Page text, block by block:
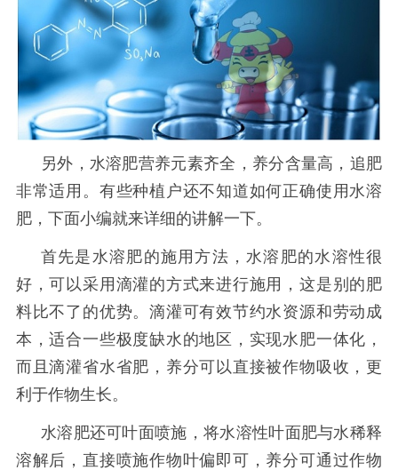
另外，水溶肥营养元素齐全，养分含量高，追肥
非常适用。有些种植户还不知道如何正确使用水溶
肥，下面小编就来详细的讲解一下。
首先是水溶肥的施用方法，水溶肥的水溶性很
好，可以采用滴灌的方式来进行施用，这是别的肥
料比不了的优势。滴灌可有效节约水资源和劳动成
本，适合一些极度缺水的地区，实现水肥一体化，
而且滴灌省水省肥，养分可以直接被作物吸收，更
利于作物生长。
水溶肥还可叶面喷施，将水溶性叶面肥与水稀释
溶解后，直接喷施作物叶偏即可，养分可通过作物